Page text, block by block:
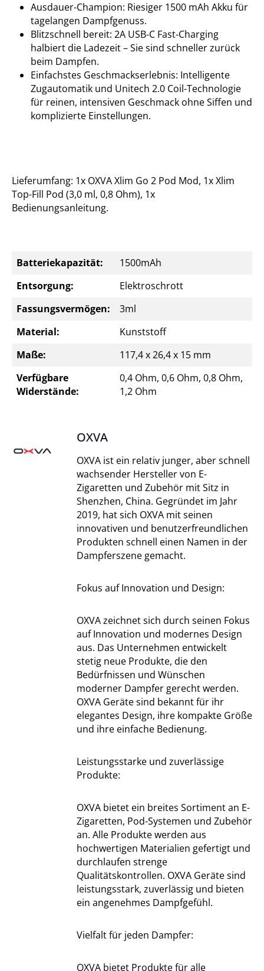
Ausdauer-Champion: Riesiger 1500 mAh Akku für
tagelangen Dampfgenuss.
Blitzschnell bereit: 2A USB-C Fast-Charging
halbiert die Ladezeit – Sie sind schneller zurück
beim Dampfen.
Einfachstes Geschmackserlebnis: Intelligente
Zugautomatik und Unitech 2.0 Coil-Technologie
für reinen, intensiven Geschmack ohne Siffen und
komplizierte Einstellungen.
Lieferumfang: 1x OXVA Xlim Go 2 Pod Mod, 1x Xlim
Top-Fill Pod (3,0 ml, 0,8 Ohm), 1x
Bedienungsanleitung.
Batteriekapazität:
1500mAh
Entsorgung:
Elektroschrott
Fassungsvermögen:
3ml
Material:
Kunststoff
Maße:
117,4 x 26,4 x 15 mm
Verfügbare
Widerstände:
0,4 Ohm, 0,6 Ohm, 0,8 Ohm,
1,2 Ohm
OXVA
OXVA ist ein relativ junger, aber schnell
wachsender Hersteller von E-
Zigaretten und Zubehör mit Sitz in
Shenzhen, China. Gegründet im Jahr
2019, hat sich OXVA mit seinen
innovativen und benutzerfreundlichen
Produkten schnell einen Namen in der
Dampferszene gemacht.
Fokus auf Innovation und Design:
OXVA zeichnet sich durch seinen Fokus
auf Innovation und modernes Design
aus. Das Unternehmen entwickelt
stetig neue Produkte, die den
Bedürfnissen und Wünschen
moderner Dampfer gerecht werden.
OXVA Geräte sind bekannt für ihr
elegantes Design, ihre kompakte Größe
und ihre einfache Bedienung.
Leistungsstarke und zuverlässige
Produkte:
OXVA bietet ein breites Sortiment an E-
Zigaretten, Pod-Systemen und Zubehör
an. Alle Produkte werden aus
hochwertigen Materialien gefertigt und
durchlaufen strenge
Qualitätskontrollen. OXVA Geräte sind
leistungsstark, zuverlässig und bieten
ein angenehmes Dampfgefühl.
Vielfalt für jeden Dampfer:
OXVA bietet Produkte für alle